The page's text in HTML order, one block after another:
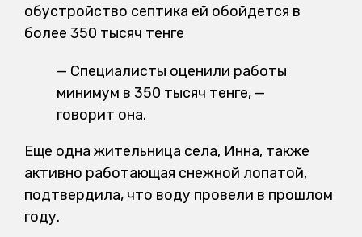
обустройство септика ей обойдется в
более 350 тысяч тенге
— Специалисты оценили работы
минимум в 350 тысяч тенге, —
говорит она.
Еще одна жительница села, Инна, также
активно работающая снежной лопатой,
подтвердила, что воду провели в прошлом
году.